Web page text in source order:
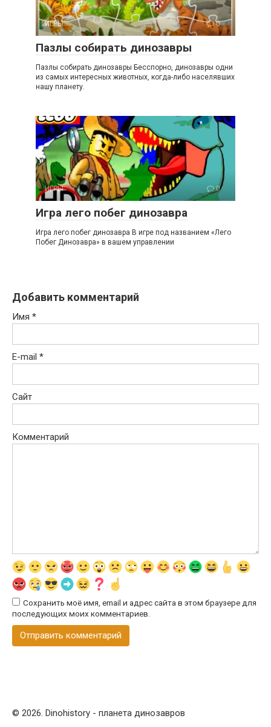
ИГРЫ 0
Пазлы собирать динозавры
Пазлы собирать динозавры Бесспорно, динозавры одни
из самых интересных животных, когда-либо населявших
нашу планету.
ИГРЫ 0
Игра лего побег динозавра
Игра лего побег динозавра В игре под названием «Лего
Побег Динозавра» в вашем управлении
Добавить комментарий
Имя *
E-mail *
Сайт
Комментарий
Сохранить моё имя, email и адрес сайта в этом браузере для
последующих моих комментариев.
© 2026. Dinohistory - планета динозавров